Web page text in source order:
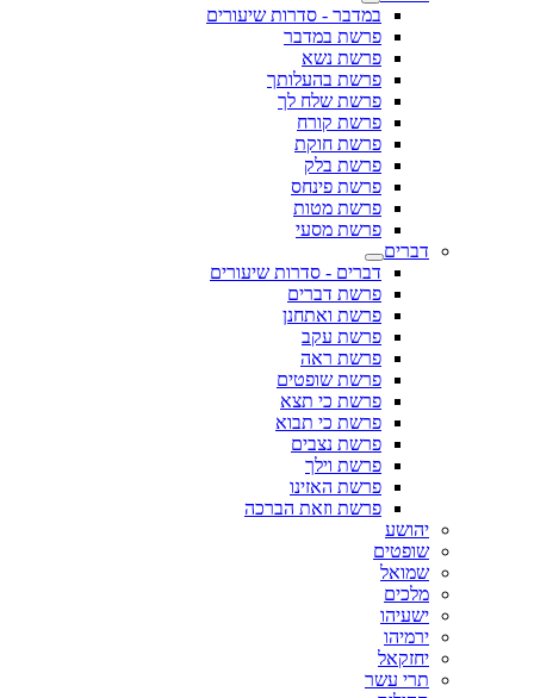
במדבר - סדרות שיעורים
פרשת במדבר
פרשת נשא
פרשת בהעלותך
פרשת שלח לך
פרשת קורח
פרשת חוקת
פרשת בלק
פרשת פינחס
פרשת מטות
פרשת מסעי
דברים
דברים - סדרות שיעורים
פרשת דברים
פרשת ואתחנן
פרשת עקב
פרשת ראה
פרשת שופטים
פרשת כי תצא
פרשת כי תבוא
פרשת נצבים
פרשת וילך
פרשת האזינו
פרשת וזאת הברכה
יהושע
שופטים
שמואל
מלכים
ישעיהו
ירמיהו
יחזקאל
תרי עשר